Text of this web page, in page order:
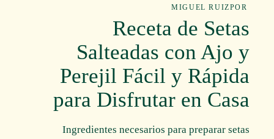
POR
MIGUEL RUIZ
Receta de Setas
Salteadas con Ajo y
Perejil Fácil y Rápida
para Disfrutar en Casa
Ingredientes necesarios para preparar setas